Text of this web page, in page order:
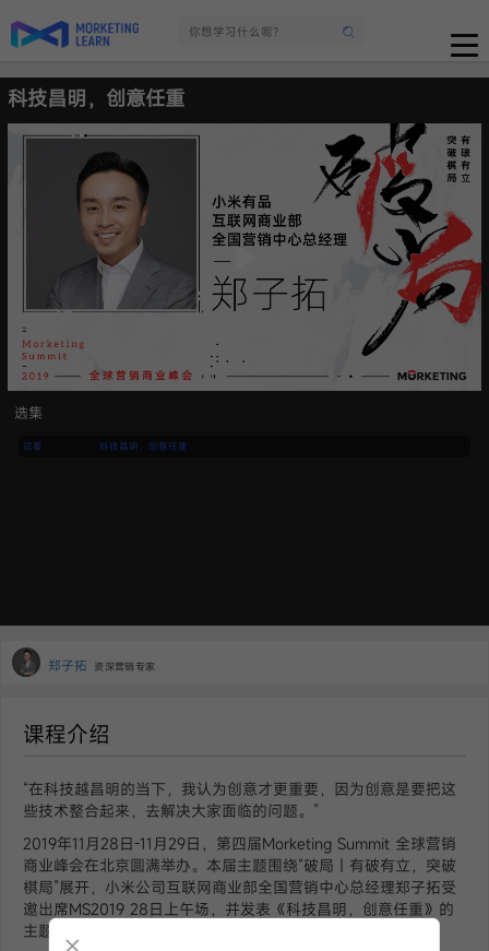
科技昌明，创意任重
选集
试看 科技昌明，创意任重
郑子拓 资深营销专家
课程介绍
“在科技越昌明的当下，我认为创意才更重要，因为创意是要把这
些技术整合起来，去解决大家面临的问题。”
2019年11月28日-11月29日，第四届Morketing Summit 全球营销
商业峰会在北京圆满举办。本届主题围绕“破局｜有破有立，突破
棋局”展开，小米公司互联网商业部全国营销中心总经理郑子拓受
邀出席MS2019 28日上午场，并发表《科技昌明，创意任重》的
主题演讲。